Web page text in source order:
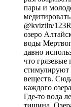
пары и
@kviztln/
озеро
воды
давно
что
стимулируют
веществ.
каждого
Где-то вода
тишина.